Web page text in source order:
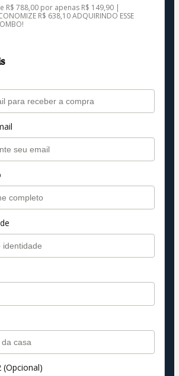
R$ 788,00 por apenas R$ 149,90 |
R$ 638,10 ADQUIRINDO ESSE
(Opcional)